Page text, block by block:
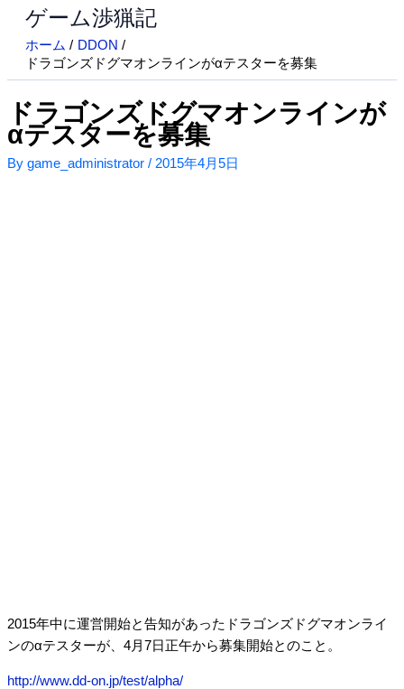
ス
キ
ッ
プ
ゲーム渉猟記
ホーム
DDON
ドラゴンズドグマオンラインがαテスターを募集
ドラゴンズドグマオンラインが
αテスターを募集
By game_administrator / 2015年4月5日
2015年中に運営開始と告知があったドラゴンズドグマオンライ
ンのαテスターが、4月7日正午から募集開始とのこと。
http://www.dd-on.jp/test/alpha/